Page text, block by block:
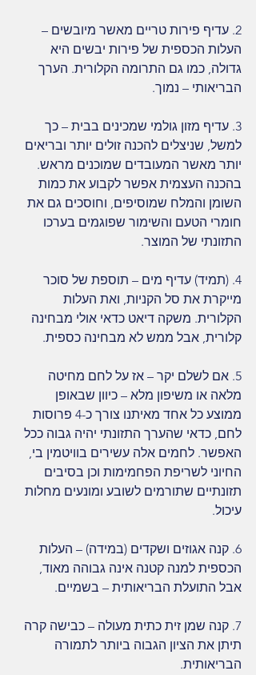
2. עדיף פירות טריים מאשר מיובשים –
העלות הכספית של פירות יבשים היא
גדולה, כמו גם התרומה הקלורית. הערך
הבריאותי – נמוך.
3. עדיף מזון גולמי שמכינים בבית – כך
למשל, שניצלים להכנה זולים יותר ובריאים
יותר מאשר המעובדים שמוכנים מראש.
בהכנה העצמית אפשר לקבוע את כמות
השומן והמלח שמוסיפים, וחוסכים גם את
חומרי הטעם והשימור שפוגמים בערכו
התזונתי של המוצר.
4. (תמיד) עדיף מים – תוספת של סוכר
מייקרת את סל הקניות, ואת העלות
הקלורית. משקה דיאט כדאי אולי מבחינה
קלורית, אבל ממש לא מבחינה כספית.
5. אם לשלם יקר – אז על לחם מחיטה
מלאה או משיפון מלא – כיוון שבאופן
ממוצע כל אחד מאיתנו צורך כ-4 פרוסות
לחם, כדאי שהערך התזונתי יהיה גבוה ככל
האפשר. לחמים אלה עשירים בוויטמין בי,
החיוני לשריפת הפחמימות וכן בסיבים
תזונתיים שתורמים לשובע ומונעים מחלות
עיכול.
6. קנה אגוזים ושקדים (במידה) – העלות
הכספית למנה קטנה אינה גבוהה מאוד,
אבל התועלת הבריאותית – בשמיים.
7. קנה שמן זית כתית מעולה – כבישה קרה
תיתן את הציון הגבוה ביותר לתמורה
הבריאותית.